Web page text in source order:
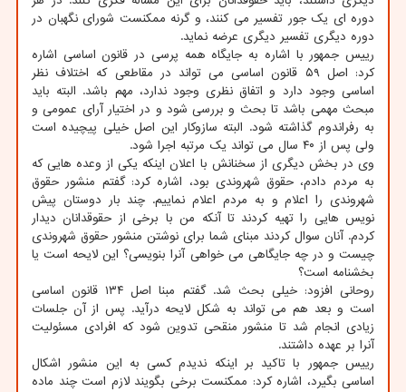
دوره ای یک جور تفسیر می کنند، و گرنه ممکنست شورای نگهبان در
دوره دیگری تفسیر دیگری عرضه نماید.
رییس جمهور با اشاره به جایگاه همه پرسی در قانون اساسی اشاره
کرد: اصل ۵۹ قانون اساسی می تواند در مقاطعی که اختلاف نظر
اساسی وجود دارد و اتفاق نظری وجود ندارد، مهم باشد. البته باید
مبحث مهمی باشد تا بحث و بررسی شود و در اختیار آرای عمومی و
به رفراندوم گذاشته شود. البته سازوکار این اصل خیلی پیچیده است
ولی پس از ۴۰ سال می تواند یک مرتبه اجرا شود.
وی در بخش دیگری از سخنانش با اعلان اینکه یکی از وعده هایی که
به مردم دادم، حقوق شهروندی بود، اشاره کرد: گفتم منشور حقوق
شهروندی را اعلام و به مردم اعلام نماییم. چند بار دوستان پیش
نویس هایی را تهیه کردند تا آنکه من با برخی از حقوقدانان دیدار
کردم. آنان سوال کردند مبنای شما برای نوشتن منشور حقوق شهروندی
چیست و در چه جایگاهی می خواهی آنرا بنویسی؟ این لایحه است یا
بخشنامه است؟
روحانی افزود: خیلی بحث شد. گفتم مبنا اصل ۱۳۴ قانون اساسی
است و بعد هم می تواند به شکل لایحه درآید. پس از آن جلسات
زیادی انجام شد تا منشور منقحی تدوین شود که افرادی مسئولیت
آنرا بر عهده داشتند.
رییس جمهور با تاکید بر اینکه ندیدم کسی به این منشور اشکال
اساسی بگیرد، اشاره کرد: ممکنست برخی بگویند لازم است چند ماده